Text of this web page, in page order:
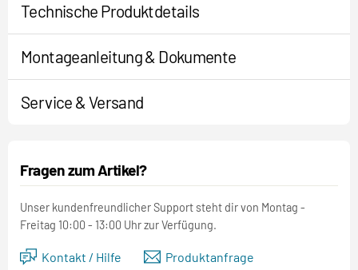
Technische Produktdetails
Montageanleitung & Dokumente
Service & Versand
Fragen zum Artikel?
Unser kundenfreundlicher Support steht dir von Montag -
Freitag 10:00 - 13:00 Uhr zur Verfügung.
Kontakt / Hilfe Produktanfrage